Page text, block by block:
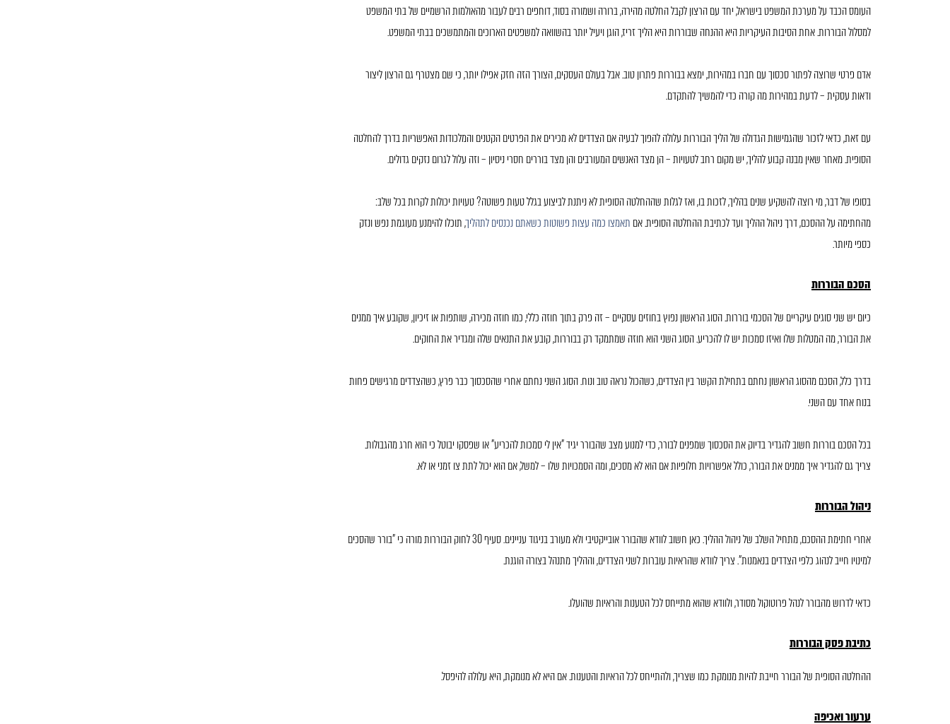
העומס הכבד על מערכת המשפט בישראל, יחד עם הרצון לקבל החלטה מהירה, ברורה ושמורה בסוד, דוחפים רבים לעבור מהאולמות הרשמיים של בתי המשפט
למסלול הבוררות. אחת הסיבות העיקריות היא ההנחה שבוררות היא הליך זריז, הוגן ויעיל יותר בהשוואה למשפטים הארוכים והמתמשכים בבתי המשפט.
אדם פרטי שרוצה לפתור סכסוך עם חברו במהירות, ימצא בבוררות פתרון טוב. אבל בעולם העסקים, הצורך הזה חזק אפילו יותר, כי שם מצטרף גם הרצון ליצור
ודאות עסקית – לדעת במהירות מה קורה כדי להמשיך להתקדם.
עם זאת, כדאי לזכור שהגמישות הגדולה של הליך הבוררות עלולה להפוך לבעיה אם הצדדים לא מכירים את הפרטים הקטנים והמלכודות האפשריות בדרך להחלטה
הסופית. מאחר שאין מבנה קבוע להליך, יש מקום רחב לטעויות – הן מצד האנשים המעורבים והן מצד בוררים חסרי ניסיון – וזה עלול לגרום נזקים גדולים.
בסופו של דבר, מי רוצה להשקיע שנים בהליך, לזכות בו, ואז לגלות שההחלטה הסופית לא ניתנת לביצוע בגלל טעות פשוטה? טעויות יכולות לקרות בכל שלב:
מהחתימה על ההסכם, דרך ניהול ההליך ועד לכתיבת ההחלטה הסופית. אם תאמצו כמה עצות פשוטות כשאתם נכנסים לתהליך, תוכלו להימנע מעוגמת נפש ונזק
כספי מיותר.
הסכם הבוררות
כיום יש שני סוגים עיקריים של הסכמי בוררות. הסוג הראשון נפוץ בחוזים עסקיים – זה פרק בתוך חוזה כללי, כמו חוזה מכירה, שותפות או זיכיון, שקובע איך ממנים
את הבורר, מה המטלות שלו ואיזו סמכות יש לו להכריע. הסוג השני הוא חוזה שמתמקד רק בבוררות, קובע את התנאים שלה ומגדיר את החוקים.
בדרך כלל, הסכם מהסוג הראשון נחתם בתחילת הקשר בין הצדדים, כשהכול נראה טוב ונוח. הסוג השני נחתם אחרי שהסכסוך כבר פרץ, כשהצדדים מרגישים פחות
בנוח אחד עם השני.
בכל הסכם בוררות חשוב להגדיר בדיוק את הסכסוך שמפנים לבורר, כדי למנוע מצב שהבורר יגיד "אין לי סמכות להכריע" או שפסקו יבוטל כי הוא חרג מהגבולות.
צריך גם להגדיר איך ממנים את הבורר, כולל אפשרויות חלופיות אם הוא לא מסכים, ומה הסמכויות שלו – למשל, אם הוא יכול לתת צו זמני או לא.
ניהול הבוררות
אחרי חתימת ההסכם, מתחיל השלב של ניהול ההליך. כאן חשוב לוודא שהבורר אובייקטיבי ולא מעורב בניגוד עניינים. סעיף 30 לחוק הבוררות מורה כי "בורר שהסכים
למינויו חייב לנהוג כלפי הצדדים בנאמנות". צריך לוודא שהראיות עוברות לשני הצדדים, וההליך מתנהל בצורה הוגנת.
כדאי לדרוש מהבורר לנהל פרוטוקול מסודר, ולוודא שהוא מתייחס לכל הטענות והראיות שהועלו.
כתיבת פסק הבוררות
ההחלטה הסופית של הבורר חייבת להיות מנומקת כמו שצריך, ולהתייחס לכל הראיות והטענות. אם היא לא מנומקת, היא עלולה להיפסל.
ערעור ואכיפה